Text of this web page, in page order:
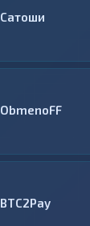
Сатоши
ObmenoFF
BTC2Pay